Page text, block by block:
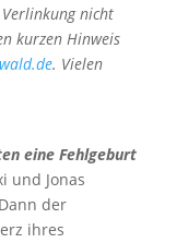
nicht
kurzen Hinweis
. Vielen
eine Fehlgeburt
und Jonas
der
ihres